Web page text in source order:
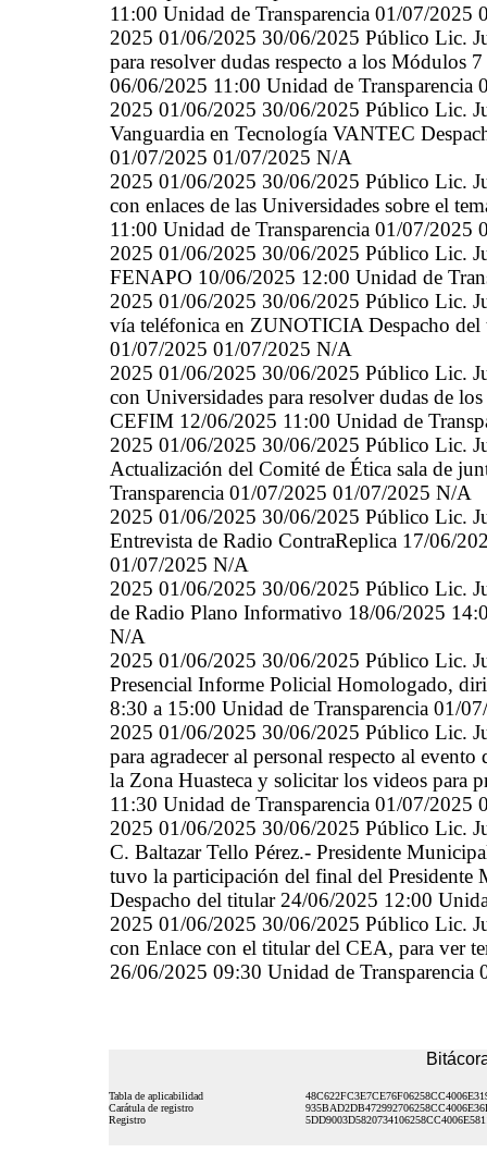
11:00 Unidad de Transparencia 01/07/2025
2025 01/06/2025 30/06/2025 Público Lic.
para resolver dudas respecto a los Módulos
06/06/2025 11:00 Unidad de
2025 01/06/2025 30/06/2025 Público Lic.
Vanguardia en Tecnología VANTEC
01/07/2025 01/07/2025 N/A
2025 01/06/2025 30/06/2025 Público Lic.
con enlaces de las Universidades sobre el
11:00 Unidad de Transparencia 01/07/2025
2025 01/06/2025 30/06/2025 Público Lic.
FENAPO 10/06/2025 12:00 Unidad de
2025 01/06/2025 30/06/2025 Público Lic.
vía teléfonica en ZUNOTICIA Despacho
01/07/2025 01/07/2025 N/A
2025 01/06/2025 30/06/2025 Público Lic.
con Universidades para resolver dudas de
CEFIM 12/06/2025 11:00 Unidad de
2025 01/06/2025 30/06/2025 Público Lic.
Actualización del Comité de Ética sala de
Transparencia 01/07/2025 01/07/2025 N/A
2025 01/06/2025 30/06/2025 Público Lic.
Entrevista de Radio ContraReplica 17/06/
01/07/2025 N/A
2025 01/06/2025 30/06/2025 Público Lic.
de Radio Plano Informativo 18/06/2025
N/A
2025 01/06/2025 30/06/2025 Público Lic.
Presencial Informe Policial Homologado,
8:30 a 15:00 Unidad de Transparencia 01/
2025 01/06/2025 30/06/2025 Público Lic.
para agradecer al personal respecto al
la Zona Huasteca y solicitar los videos para
11:30 Unidad de Transparencia 01/07/2025
2025 01/06/2025 30/06/2025 Público Lic.
C. Baltazar Tello Pérez.- Presidente
tuvo la participación del final del
Despacho del titular 24/06/2025 12:00
2025 01/06/2025 30/06/2025 Público Lic.
con Enlace con el titular del CEA, para ver
26/06/2025 09:30 Unidad de
Tabla de aplicabilidad
Carátula de registro
Registro